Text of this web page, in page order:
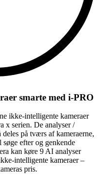
smarte med i-PRO
ikke-intelligente kameraer
x serien. De analyser /
på tværs af kameraerne,
efter og genkende
kan køre 9 AI analyser
intelligente kameraer –
pris.